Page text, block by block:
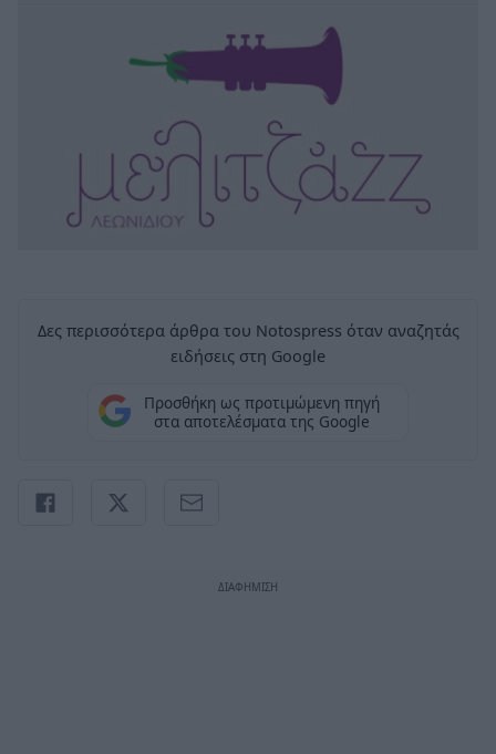
Δες περισσότερα άρθρα του Notospress όταν αναζητάς
ειδήσεις στη Google
Προσθήκη ως προτιμώμενη πηγή
στα αποτελέσματα της Google